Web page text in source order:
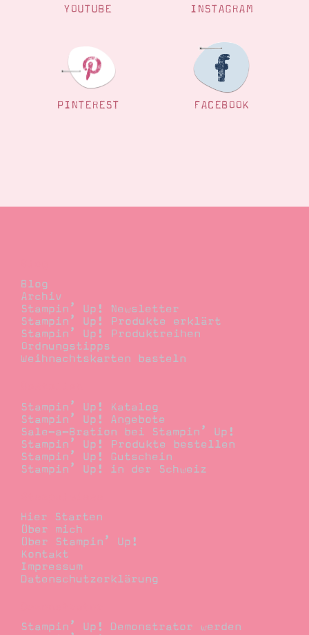
YOUTUBE INSTAGRAM
PINTEREST FACEBOOK
Blog
Archiv
Stampin’ Up! Newsletter
Stampin’ Up! Produkte erklärt
Stampin’ Up! Produktreihen
Ordnungstipps
Weihnachtskarten basteln
Stampin’ Up! Katalog
Stampin’ Up! Angebote
Sale-a-Bration bei Stampin’ Up!
Stampin’ Up! Produkte bestellen
Stampin’ Up! Gutschein
Stampin’ Up! in der Schweiz
Hier Starten
Über mich
Über Stampin’ Up!
Kontakt
Impressum
Datenschutzerklärung
Stampin’ Up! Demonstrator werden